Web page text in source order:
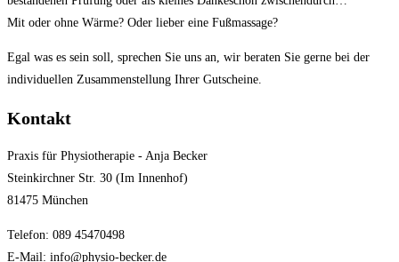
Mit oder ohne Wärme? Oder lieber eine Fußmassage?
Egal was es sein soll, sprechen Sie uns an, wir beraten Sie gerne bei der
individuellen Zusammenstellung Ihrer Gutscheine.
Kontakt
Praxis für Physiotherapie - Anja Becker
Steinkirchner Str. 30 (Im Innenhof)
81475 München
Telefon: 089 45470498
E-Mail: info@physio-becker.de